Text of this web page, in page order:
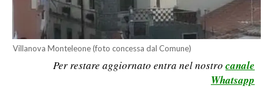
SPORT IN SARDEGNA
Villanova Monteleone (foto concessa dal Comune)
Per restare aggiornato entra nel nostro canale
Whatsapp